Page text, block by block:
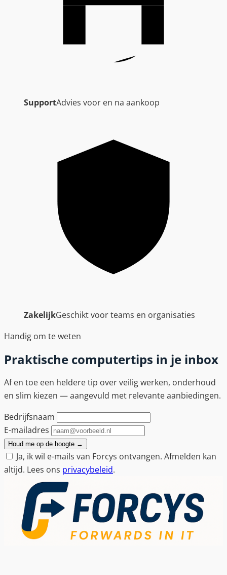
SupportAdvies voor en na aankoop
ZakelijkGeschikt voor teams en organisaties
Handig om te weten
Praktische computertips in je inbox
Af en toe een heldere tip over veilig werken, onderhoud
en slim kiezen — aangevuld met relevante aanbiedingen.
Bedrijfsnaam
E-mailadres
Houd me op de hoogte →
Ja, ik wil e-mails van Forcys ontvangen. Afmelden kan
altijd. Lees ons privacybeleid.